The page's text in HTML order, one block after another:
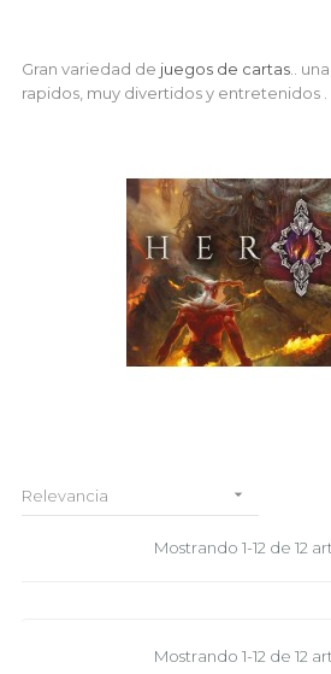
Gran variedad de juegos de cartas ..
rapidos, muy divertidos y entretenidos .
Relevancia 
Mostrando 1-12 de 12
Mostrando 1-12 de 12